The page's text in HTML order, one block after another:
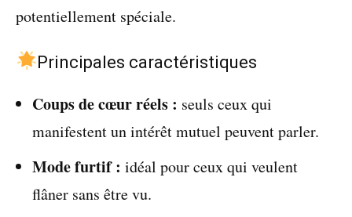
potentiellement spéciale.
Principales caractéristiques
Coups de cœur réels : seuls ceux qui
manifestent un intérêt mutuel peuvent parler.
Mode furtif : idéal pour ceux qui veulent
flâner sans être vu.